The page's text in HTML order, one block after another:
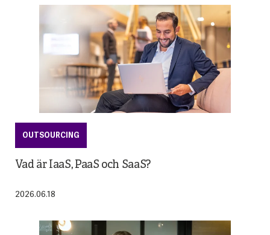
OUTSOURCING
Vad är IaaS, PaaS och SaaS?
2026.06.18